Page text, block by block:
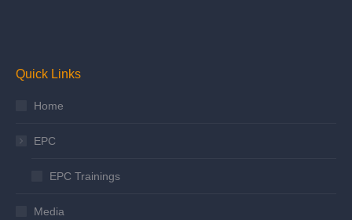
Quick Links
Home
EPC
EPC Trainings
Media